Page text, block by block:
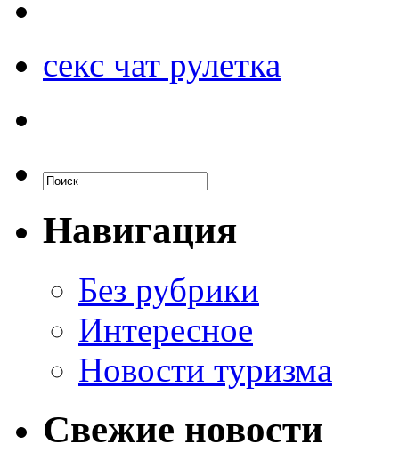
секс чат рулетка
Навигация
Без рубрики
Интересное
Новости туризма
Свежие новости